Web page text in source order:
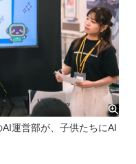
運営部が、子供たちにAI